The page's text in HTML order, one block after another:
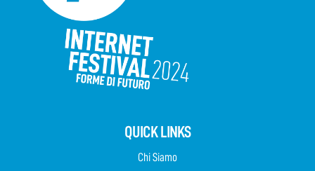
QUICK LINKS
Chi Siamo